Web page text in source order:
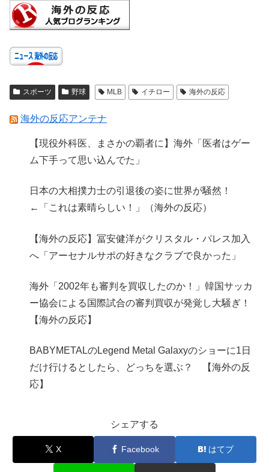
スポーツ 野球 MLB イチロー 海外の反応
海外の反応アンテナ
【現役外科医、まさかの覇者に】海外「医者はゲー
ム下手って思い込んでた」
日本の大相撲力士の引退後の姿に世界が騒然！
←「これは素晴らしい！」（海外の反応）
【海外の反応】冨安健洋がクリスタル・パレス加入
へ「アーセナルサポの好きなクラブで良かった」
海外「2002年も審判を買収したのか！」韓国サッカ
ー協会による国際試合の審判買収が発覚し大騒ぎ！
【海外の反応】
BABYMETALのLegend Metal Galaxyのショーに1日
だけ行けるとしたら、どっちを選ぶ？ 【海外の反
応】
シェアする
X Facebook はてブ